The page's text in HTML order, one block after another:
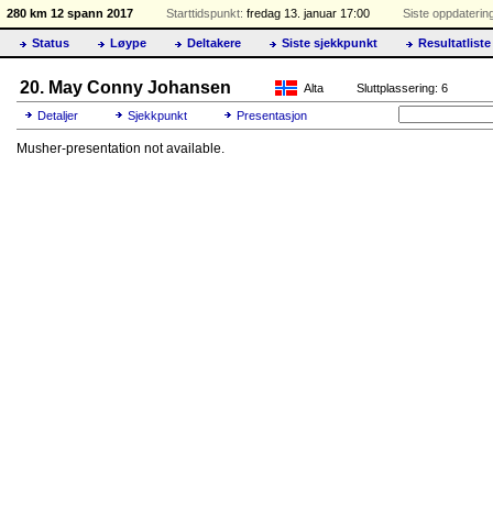
280 km 12 spann 2017 Starttidspunkt: fredag 13. januar 17:00 Siste
Status Løype Deltakere Siste sjekkpunkt Resultatliste
20. May Conny Johansen Alta Sluttplassering: 6
Detaljer Sjekkpunkt Presentasjon
Musher-presentation not available.